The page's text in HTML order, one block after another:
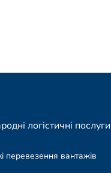
логістичні послуги
перевезення вантажів